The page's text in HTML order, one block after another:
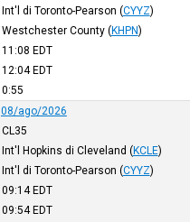
Int'l di Toronto-Pearson (CYYZ)
Westchester County (KHPN)
11:08 EDT
12:04EDT
0:55
08/ago/2026
CL35
Int'l Hopkins di Cleveland (KCLE)
Int'l di Toronto-Pearson (CYYZ)
09:14EDT
09:54EDT